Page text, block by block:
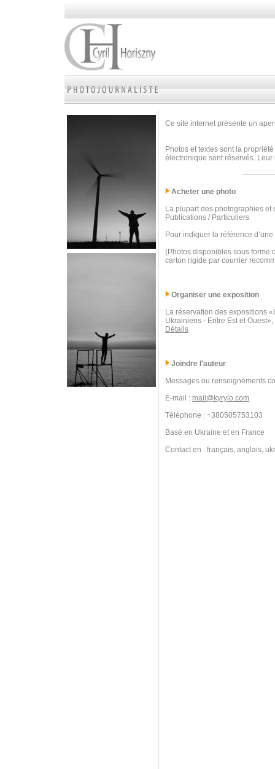
Ce site internet présente un
Photos et textes sont la
électronique sont réservés.
Acheter une photo
La plupart des photographies
Publications / Particuliers
Pour indiquer la référence
(Photos disponibles sous forme
carton rigide par courrier
Organiser une exposition
La réservation des expositions
Ukrainiens - Entre Est et
Détails
Joindre l'auteur
Messages ou renseignements
E-mail : mail@kyrylo.com
Téléphone : +380505753103
Basé en Ukraine et en France
Contact en : français, anglais,